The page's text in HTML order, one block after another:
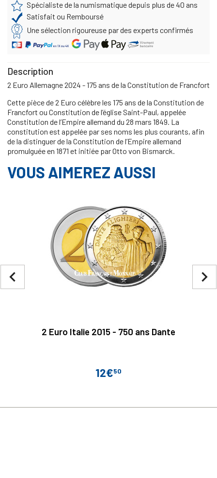
Spécialiste de la numismatique depuis plus de 40 ans
Satisfait ou Remboursé
Une sélection rigoureuse par des experts confirmés
Description
2 Euro Allemagne 2024 - 175 ans de la Constitution de Francfort
Cette pièce de 2 Euro célèbre les 175 ans de la Constitution de
Francfort ou Constitution de l’église Saint-Paul, appelée
Constitution de l’Empire allemand du 28 mars 1849. La
constitution est appelée par ses noms les plus courants, afin
de la distinguer de la Constitution de l’Empire allemand
promulguée en 1871 et initiée par Otto von Bismarck.
VOUS AIMEREZ AUSSI
2 Euro Italie 2015 - 750 ans Dante
Prix
12€50
navigate_next
navigate_before